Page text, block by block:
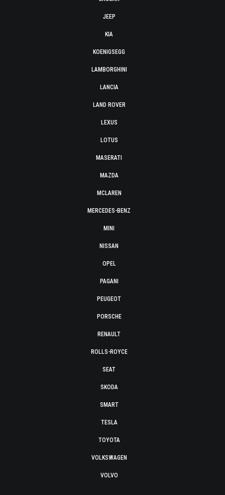
JEEP
KIA
KOENIGSEGG
LAMBORGHINI
LANCIA
LAND ROVER
LEXUS
LOTUS
MASERATI
MAZDA
MCLAREN
MERCEDES-BENZ
MINI
NISSAN
OPEL
PAGANI
PEUGEOT
PORSCHE
RENAULT
ROLLS-ROYCE
SEAT
SKODA
SMART
TESLA
TOYOTA
VOLKSWAGEN
VOLVO